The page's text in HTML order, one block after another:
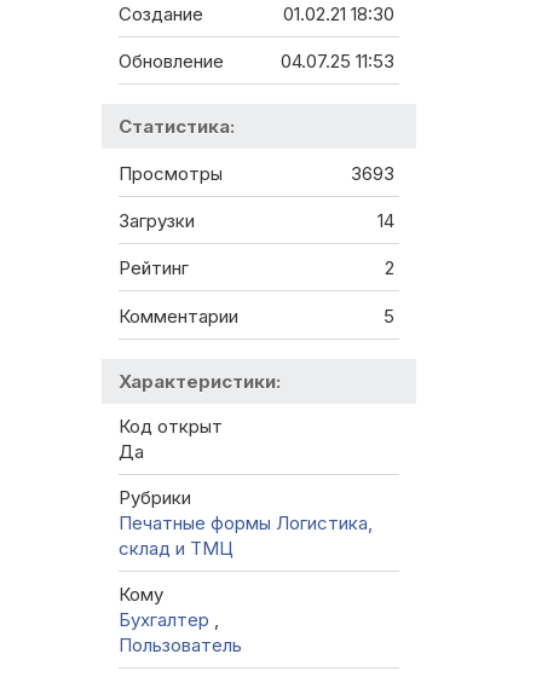
Создание 01.02.21 18:30
Обновление 04.07.25 11:53
Статистика:
Просмотры 3693
Загрузки 14
Рейтинг 2
Комментарии 5
Характеристики:
Код открыт
Да
Рубрики
Печатные формы Логистика,
склад и ТМЦ
Кому
Бухгалтер
Пользователь